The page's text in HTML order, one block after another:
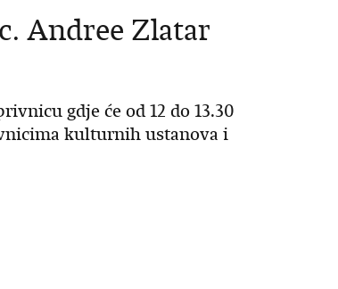
Andree Zlatar
gdje će od 12 do 13.30
kulturnih ustanova i